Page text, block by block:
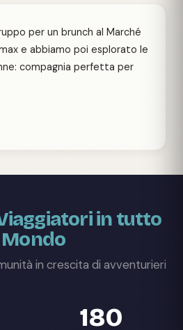
per un brunch al Marché
e abbiamo poi esplorato le
compagnia perfetta per
in tutto
in crescita di avventurieri
180